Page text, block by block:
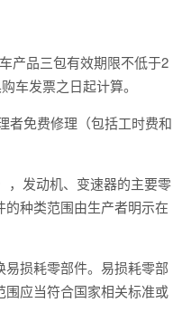
产品三包有效期限不低于2
车发票之日起计算。
者免费修理（包括工时费和
，发动机、变速器的主要零
种类范围由生产者明示在
损耗零部件。易损耗零部
应当符合国家相关标准或